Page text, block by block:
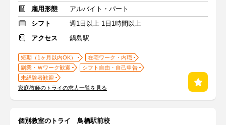
雇用形態
アルバイト・パート
シフト
週1日以上 1日1時間以上
アクセス
鍋島駅
短期（1ヶ月以内OK）
在宅ワーク・内職
副業・Ｗワーク歓迎
シフト自由・自己申告
未経験者歓迎
家庭教師のトライの求人一覧を見る
個別教室のトライ 鳥栖駅前校